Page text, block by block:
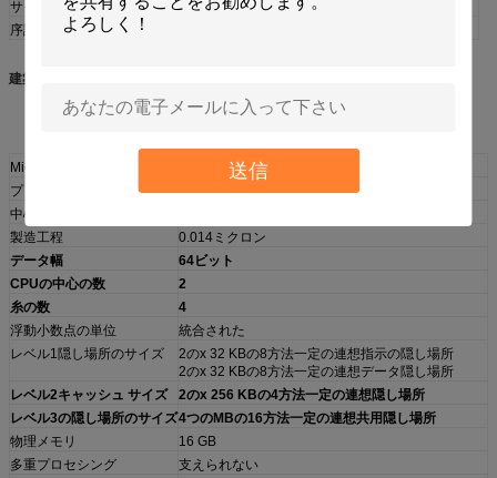
送信
サイズ
0.79" xの0.65"/2cm x 1.65cm
序論年紀
2016年8月30日
建築/Microarchitecture:
Microarchitecture
プロセッサの中心
Kaby湖Y
中心のステップ
製造工程
0.014ミクロン
データ幅
64ビット
CPUの中心の数
2
糸の数
4
浮動小数点の単位
統合された
レベル1隠し場所のサイズ
2のx 32 KBの8方法一定の連想指示の隠し場所
2のx 32 KBの8方法一定の連想データ隠し場所
レベル2キャッシュ サイズ
2のx 256 KBの4方法一定の連想隠し場所
レベル3の隠し場所のサイズ4つのMBの16方法一定の連想共用隠し場所
物理メモリ
16 GB
多重プロセシング
支えられない